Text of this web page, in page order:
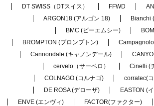
DT SWISS（DTスイス）
FFWD
ARGON18 (アルゴン 18)
Bianchi
BMC (ビーエムシー)
BROMPTON (ブロンプトン)
Cannondale (キャノンデール)
cervelo（サーベロ）
Cinelli (
COLNAGO (コルナゴ)
corratec(
DE ROSA (デローザ)
EASTON (
ENVE (エンヴィ)
FACTOR(ファクター)